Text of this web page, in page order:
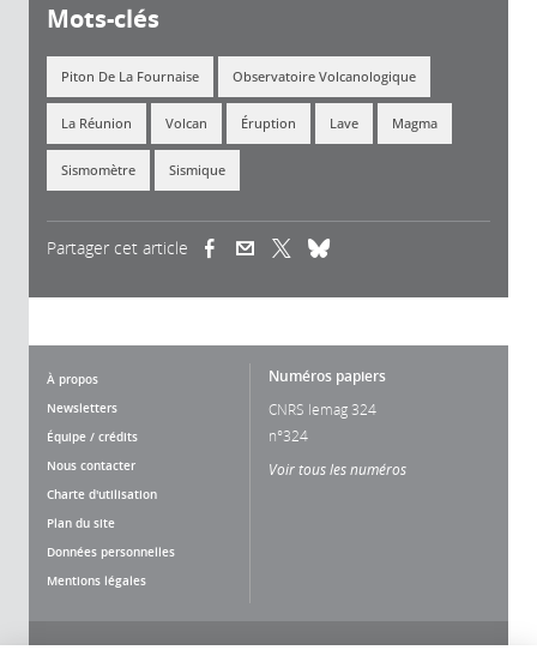
Mots-clés
Piton De La Fournaise Observatoire Volcanologique
La Réunion Volcan Éruption Lave Magma
Sismomètre Sismique
Partager cet article (link is external)(link is external)
À propos
Newsletters
Équipe / crédits
Nous contacter
Charte d'utilisation
Plan du site
Données personnelles
Mentions légales
Numéros papiers
CNRS lemag 324
n°324
Voir tous les numéros